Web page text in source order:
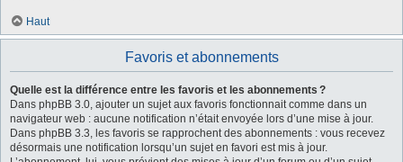
Haut
Favoris et abonnements
Quelle est la différence entre les favoris et les abonnements ?
Dans phpBB 3.0, ajouter un sujet aux favoris fonctionnait comme dans un
navigateur web : aucune notification n’était envoyée lors d’une mise à jour.
Dans phpBB 3.3, les favoris se rapprochent des abonnements : vous recevez
désormais une notification lorsqu’un sujet en favori est mis à jour.